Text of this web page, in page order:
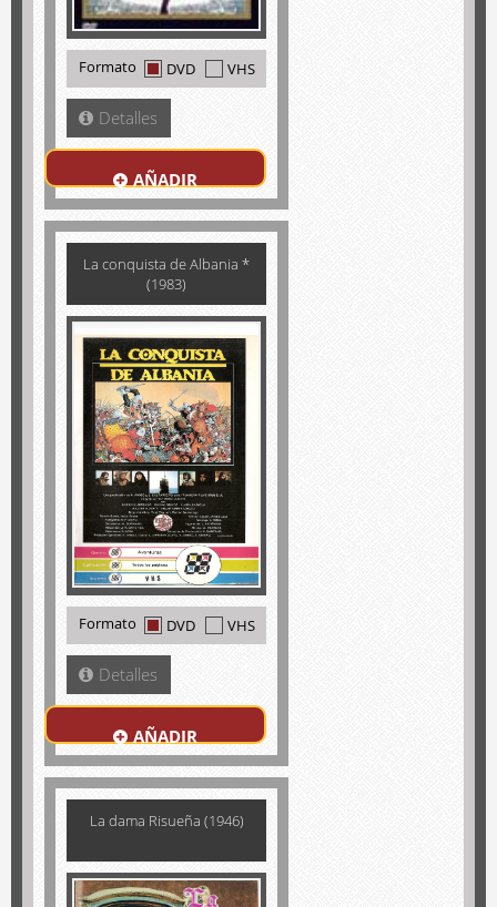
Formato DVD VHS
Detalles
AÑADIR
La conquista de Albania *
(1983)
Formato DVD VHS
Detalles
AÑADIR
La dama Risueña (1946)